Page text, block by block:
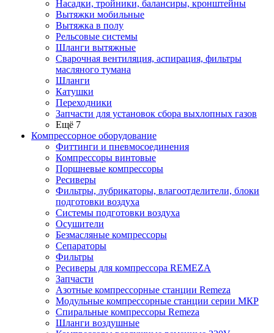
Насадки, тройники, балансиры, кронштейны
Вытяжки мобильные
Вытяжка в полу
Рельсовые системы
Шланги вытяжные
Сварочная вентиляция, аспирация, фильтры
масляного тумана
Шланги
Катушки
Переходники
Запчасти для установок сбора выхлопных газов
Ещё 7
Компрессорное оборудование
Фиттинги и пневмосоединения
Компрессоры винтовые
Поршневые компрессоры
Ресиверы
Фильтры, лубрикаторы, влагоотделители, блоки
подготовки воздуха
Системы подготовки воздуха
Осушители
Безмасляные компрессоры
Сепараторы
Фильтры
Ресиверы для компрессора REMEZA
Запчасти
Азотные компрессорные станции Remeza
Модульные компрессорные станции серии МКР
Спиральные компрессоры Remeza
Шланги воздушные